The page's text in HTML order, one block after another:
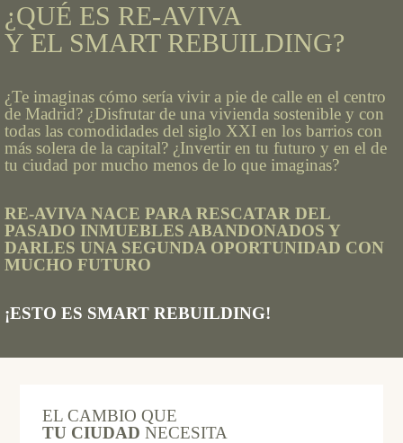
¿QUÉ ES RE-AVIVA
Y EL SMART REBUILDING?
¿Te imaginas cómo sería vivir a pie de calle en el centro
de Madrid? ¿Disfrutar de una vivienda sostenible y con
todas las comodidades del siglo XXI en los barrios con
más solera de la capital? ¿Invertir en tu futuro y en el de
tu ciudad por mucho menos de lo que imaginas?
RE-AVIVA NACE PARA RESCATAR DEL
PASADO INMUEBLES ABANDONADOS Y
DARLES UNA SEGUNDA OPORTUNIDAD CON
MUCHO FUTURO
¡ESTO ES SMART REBUILDING!
EL CAMBIO QUE
TU CIUDAD NECESITA